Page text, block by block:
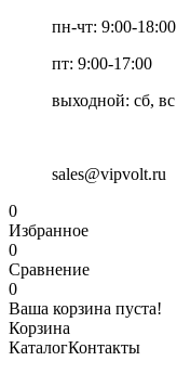
пн-чт: 9:00-18:00
пт: 9:00-17:00
выходной: сб, вс
sales@vipvolt.ru
0
Избранное
0
Сравнение
0
Ваша корзина пуста!
Корзина
КаталогКонтакты